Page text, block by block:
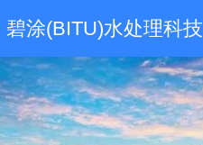
碧涂(BITU)水处理科技